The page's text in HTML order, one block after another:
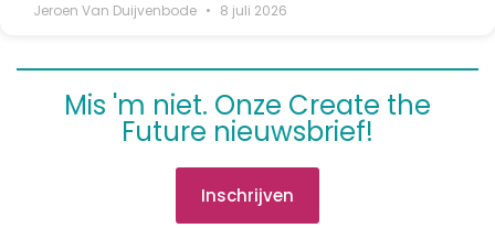
Jeroen Van Duijvenbode 8 juli 2026
Mis 'm niet. Onze Create the
Future nieuwsbrief!
Inschrijven